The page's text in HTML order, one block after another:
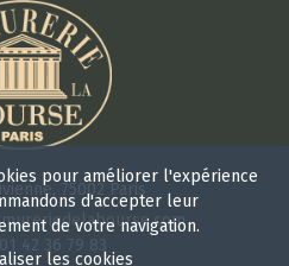
75002 Paris
pour améliorer l'expérience
d'accepter leur
de votre navigation.
les cookies